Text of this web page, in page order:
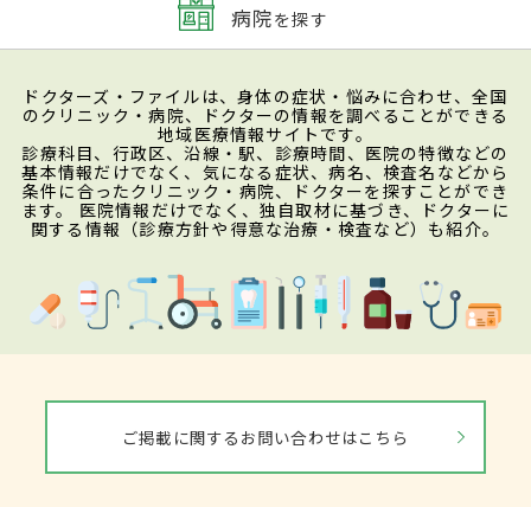
病院を探す
ドクターズ・ファイルは、身体の症状・悩みに合わせ、全国
のクリニック・病院、ドクターの情報を調べることができる
地域医療情報サイトです。
診療科目、行政区、沿線・駅、診療時間、医院の特徴などの
基本情報だけでなく、気になる症状、病名、検査名などから
条件に合ったクリニック・病院、ドクターを探すことができ
ます。 医院情報だけでなく、独自取材に基づき、ドクターに
関する情報（診療方針や得意な治療・検査など）も紹介。
ご掲載に関するお問い合わせはこちら